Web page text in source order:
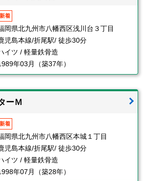
新着
岡県北九州市八幡西区浅川台３丁目
児島本線/折尾駅/ 徒歩30分
イツ / 軽量鉄骨造
年03月（築37年）
ーＭ
新着
岡県北九州市八幡西区本城１丁目
児島本線/折尾駅/ 徒歩30分
イツ / 軽量鉄骨造
年07月（築28年）